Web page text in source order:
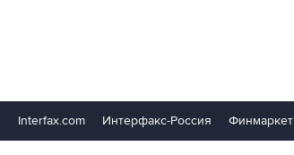
Interfax.com Интерфакс-Россия Финмаркет